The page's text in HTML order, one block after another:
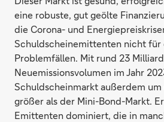
eine robuste, gut geölte
die Corona- und
Schuldscheinemittenten nicht für
Problemfällen. Mit rund 23
Neuemissionsvolumen im Jahr
Schuldscheinmarkt außerdem
größer als der Mini-Bond-Markt.
Emittenten dominiert, die in